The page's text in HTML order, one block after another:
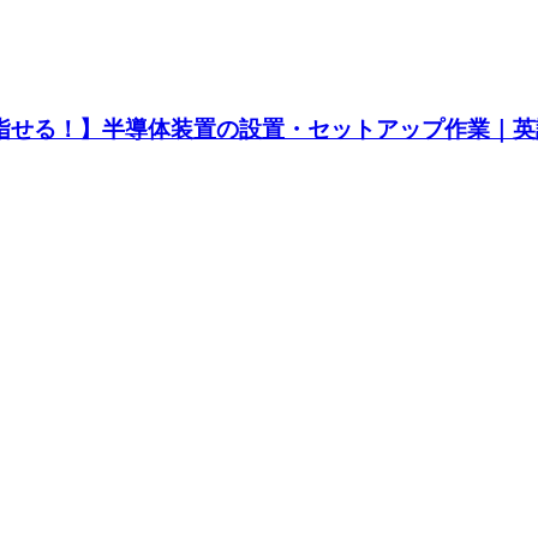
せる！】半導体装置の設置・セットアップ作業